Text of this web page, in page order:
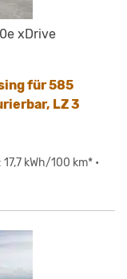
xDrive
für 585
LZ 3
kWh/100 km* •